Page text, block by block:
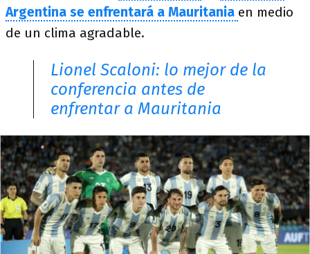
Argentina se enfrentará a Mauritania en medio
de un clima agradable.
Lionel Scaloni: lo mejor de la
conferencia antes de
enfrentar a Mauritania